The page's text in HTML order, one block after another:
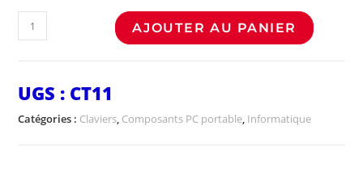
AJOUTER AU PANIER
UGS : CT11
Catégories : Claviers, Composants PC portable, Informatique